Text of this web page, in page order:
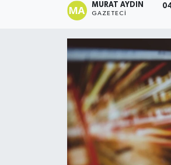
MURAT AYDIN
GAZETECI